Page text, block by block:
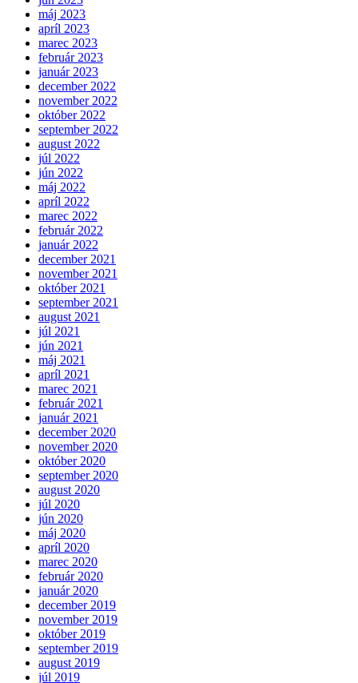
máj 2023
apríl 2023
marec 2023
február 2023
január 2023
december 2022
november 2022
október 2022
september 2022
august 2022
júl 2022
jún 2022
máj 2022
apríl 2022
marec 2022
február 2022
január 2022
december 2021
november 2021
október 2021
september 2021
august 2021
júl 2021
jún 2021
máj 2021
apríl 2021
marec 2021
február 2021
január 2021
december 2020
november 2020
október 2020
september 2020
august 2020
júl 2020
jún 2020
máj 2020
apríl 2020
marec 2020
február 2020
január 2020
december 2019
november 2019
október 2019
september 2019
august 2019
júl 2019